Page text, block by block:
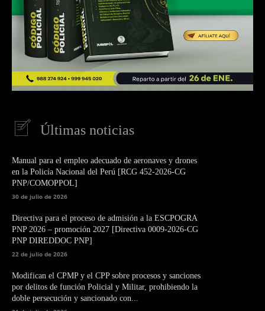
Últimas noticias
Manual para el empleo adecuado de aeronaves y drones
en la Policía Nacional del Perú [RCG 452-2026-CG
PNP/COMOPPOL]
30 de julio de 2026
Directiva para el proceso de admisión a la ESCPOGRA
PNP 2026 – promoción 2027 [Directiva 0009-2026-CG
PNP DIREDDOC PNP]
22 de julio de 2026
Modifican el CPMP y el CPP sobre procesos y sanciones
por delitos de función Policial y Militar, prohibiendo la
doble persecución y sancionado con...